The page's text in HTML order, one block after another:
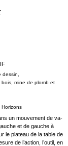
mine de plomb et
un mouvement de va-
et de gauche à
le plateau de la table de
de l’action, l’outil, en